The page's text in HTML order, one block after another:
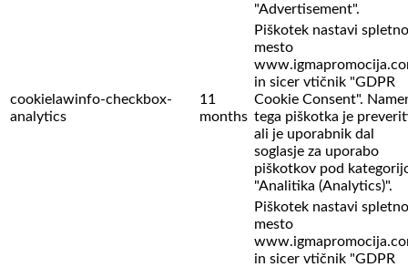
"Advertisement".
cookielawinfo-checkbox-
analytics
11
months
Piškotek nastavi spletno
mesto
in sicer vtičnik "GDPR
Cookie Consent".
tega piškotka je
ali je uporabnik dal
soglasje za uporabo
piškotkov pod
"Analitika (Analytics)".
Piškotek nastavi spletno
mesto
in sicer vtičnik "GDPR